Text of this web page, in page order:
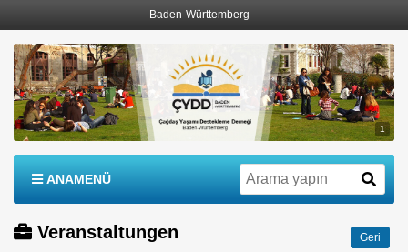
Baden-Württemberg
1
ANAMENÜ
Veranstaltungen Geri